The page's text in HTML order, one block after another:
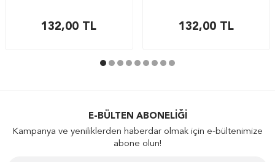
132,00 TL 132,00TL
E-BÜLTEN ABONELIĞI
Kampanya ve yeniliklerden haberdar olmak için e-bültenimize
abone olun!